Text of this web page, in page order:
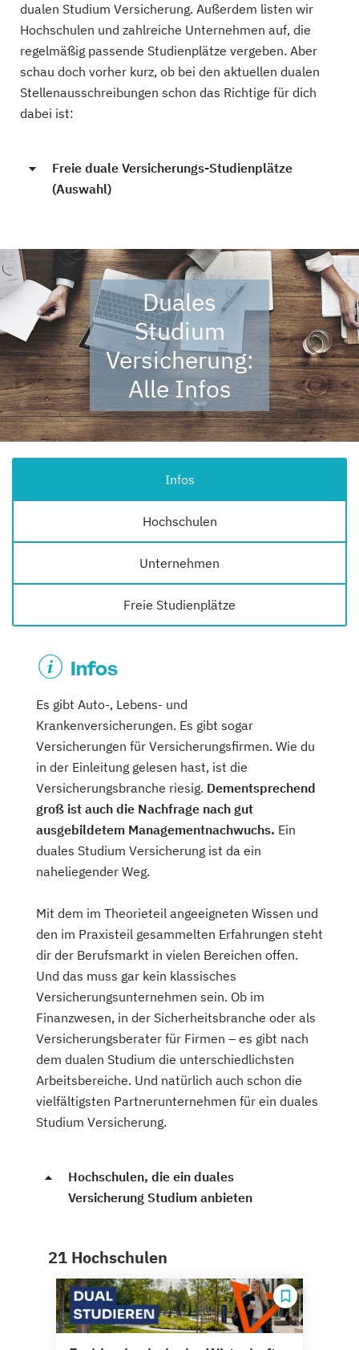
dualen Studium Versicherung. Außerdem listen wir
Hochschulen und zahlreiche Unternehmen auf, die
regelmäßig passende Studienplätze vergeben. Aber
schau doch vorher kurz, ob bei den aktuellen dualen
Stellenausschreibungen schon das Richtige für dich
dabei ist:
Freie duale Versicherungs-Studienplätze
(Auswahl)
Duales
Studium
Versicherung:
Alle Infos
Infos
Hochschulen
Unternehmen
Freie Studienplätze
Infos
Es gibt Auto-, Lebens- und
Krankenversicherungen. Es gibt sogar
Versicherungen für Versicherungsfirmen. Wie du
in der Einleitung gelesen hast, ist die
Versicherungsbranche riesig. Dementsprechend
groß ist auch die Nachfrage nach gut
ausgebildetem Managementnachwuchs. Ein
duales Studium Versicherung ist da ein
naheliegender Weg.
Mit dem im Theorieteil angeeigneten Wissen und
den im Praxisteil gesammelten Erfahrungen steht
dir der Berufsmarkt in vielen Bereichen offen.
Und das muss gar kein klassisches
Versicherungsunternehmen sein. Ob im
Finanzwesen, in der Sicherheitsbranche oder als
Versicherungsberater für Firmen – es gibt nach
dem dualen Studium die unterschiedlichsten
Arbeitsbereiche. Und natürlich auch schon die
vielfältigsten Partnerunternehmen für ein duales
Studium Versicherung.
Hochschulen, die ein duales
Versicherung Studium anbieten
21 Hochschulen